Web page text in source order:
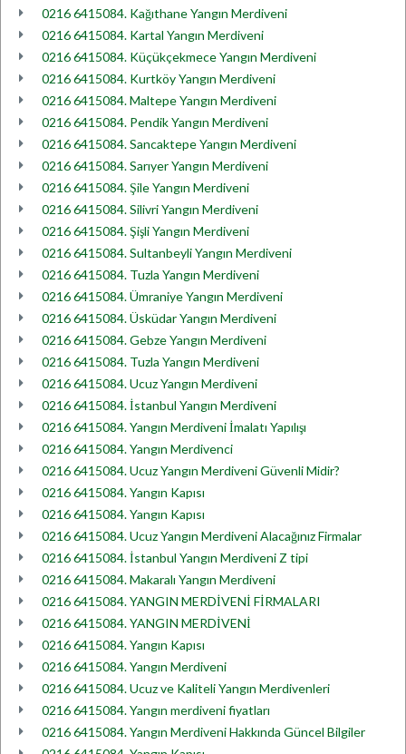
0216 6415084. Kağıthane Yangın Merdiveni
0216 6415084. Kartal Yangın Merdiveni
0216 6415084. Küçükçekmece Yangın Merdiveni
0216 6415084. Kurtköy Yangın Merdiveni
0216 6415084. Maltepe Yangın Merdiveni
0216 6415084. Pendik Yangın Merdiveni
0216 6415084. Sancaktepe Yangın Merdiveni
0216 6415084. Sarıyer Yangın Merdiveni
0216 6415084. Şile Yangın Merdiveni
0216 6415084. Silivri Yangın Merdiveni
0216 6415084. Şişli Yangın Merdiveni
0216 6415084. Sultanbeyli Yangın Merdiveni
0216 6415084. Tuzla Yangın Merdiveni
0216 6415084. Ümraniye Yangın Merdiveni
0216 6415084. Üsküdar Yangın Merdiveni
0216 6415084. Gebze Yangın Merdiveni
0216 6415084. Tuzla Yangın Merdiveni
0216 6415084. Ucuz Yangın Merdiveni
0216 6415084. İstanbul Yangın Merdiveni
0216 6415084. Yangın Merdiveni İmalatı Yapılışı
0216 6415084. Yangın Merdivenci
0216 6415084. Ucuz Yangın Merdiveni Güvenli Midir?
0216 6415084. Yangın Kapısı
0216 6415084. Yangın Kapısı
0216 6415084. Ucuz Yangın Merdiveni Alacağınız Firmalar
0216 6415084. İstanbul Yangın Merdiveni Z tipi
0216 6415084. Makaralı Yangın Merdiveni
0216 6415084. YANGIN MERDİVENİ FİRMALARI
0216 6415084. YANGIN MERDİVENİ
0216 6415084. Yangın Kapısı
0216 6415084. Yangın Merdiveni
0216 6415084. Ucuz ve Kaliteli Yangın Merdivenleri
0216 6415084. Yangın merdiveni fiyatları
0216 6415084. Yangın Merdiveni Hakkında Güncel Bilgiler